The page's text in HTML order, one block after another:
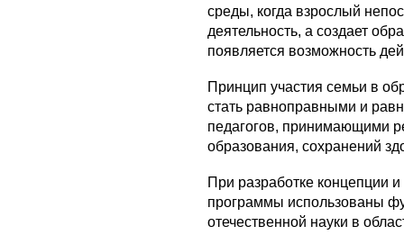
среды, когда взрослый
деятельность, а создает
появляется возможность
Принцип участия семьи в
стать равноправными и
педагогов, принимающими
образования, сохранений
При разработке концепции
программы использованы
отечественной науки в